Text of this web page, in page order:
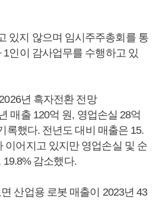
있지 않으며 임시주주총회를 통
인이 감사업무를 수행하고 있
년 흑자전환 전망
매출 120억 원, 영업손실 28억
록했다. 전년도 대비 매출은 15.
이어지고 있지만 영업손실 및 순
19.8% 감소했다.
산업용 로봇 매출이 2023년 43